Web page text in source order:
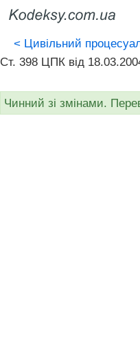
< Цивільний
Ст. 398 ЦПК від
Чинний зі змінами.